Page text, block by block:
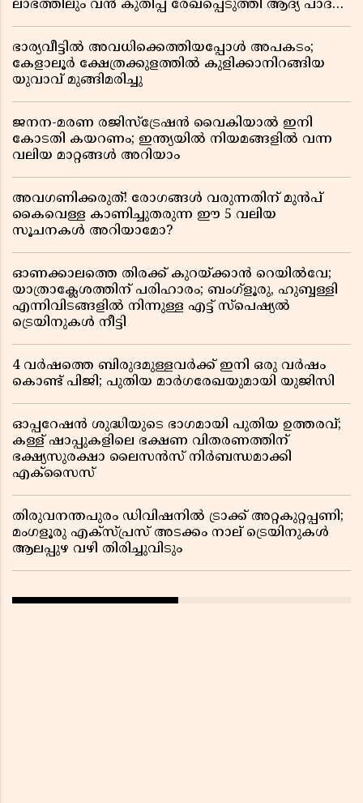
ലാഭത്തിലും വൻ കുതിപ്പ് രേഖപ്പെടുത്തി ആദ്യ പാദ
ഭാര്യവീട്ടിൽ അവധിക്കെത്തിയപ്പോൾ അപകടം;
കേളാലൂർ ക്ഷേത്രക്കുളത്തിൽ കുളിക്കാനിറങ്ങിയ
യുവാവ് മുങ്ങിമരിച്ചു
ജനന-മരണ രജിസ്ട്രേഷൻ വൈകിയാൽ ഇനി
കോടതി കയറണം; ഇന്ത്യയിൽ നിയമങ്ങളിൽ വന്ന
വലിയ മാറ്റങ്ങൾ അറിയാം
അവഗണിക്കരുത്! രോഗങ്ങൾ വരുന്നതിന് മുൻപ്
കൈവെള്ള കാണിച്ചുതരുന്ന ഈ 5 വലിയ
സൂചനകൾ അറിയാമോ?
ഓണക്കാലത്തെ തിരക്ക് കുറയ്ക്കാൻ റെയിൽവേ;
യാത്രാക്ലേശത്തിന് പരിഹാരം; ബംഗ്ളൂരു, ഹുബ്ബള്ളി
എന്നിവിടങ്ങളിൽ നിന്നുള്ള എട്ട് സ്പെഷ്യൽ
ട്രെയിനുകൾ നീട്ടി
4 വർഷത്തെ ബിരുദമുള്ളവർക്ക് ഇനി ഒരു വർഷം
കൊണ്ട് പിജി; പുതിയ മാർഗരേഖയുമായി യുജിസി
ഓപ്പറേഷൻ ശുദ്ധിയുടെ ഭാഗമായി പുതിയ ഉത്തരവ്;
കള്ള് ഷാപ്പുകളിലെ ഭക്ഷണ വിതരണത്തിന്
ഭക്ഷ്യസുരക്ഷാ ലൈസൻസ് നിർബന്ധമാക്കി
എക്സൈസ്
തിരുവനന്തപുരം ഡിവിഷനിൽ ട്രാക്ക് അറ്റകുറ്റപ്പണി;
മംഗളൂരു എക്സ്പ്രസ് അടക്കം നാല് ട്രെയിനുകൾ
ആലപ്പുഴ വഴി തിരിച്ചുവിടും